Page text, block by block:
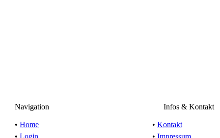
Navigation Infos & Kontakt
• Home
• Login
• Kontakt
• Impressum